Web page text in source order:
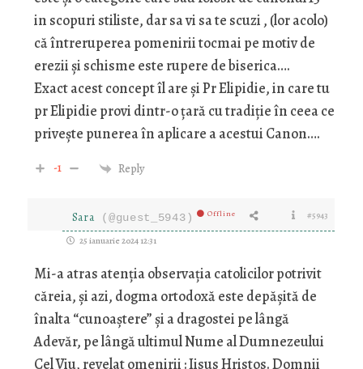
in scopuri stiliste, dar sa vi sa te scuzi , (lor acolo)
că întreruperea pomenirii tocmai pe motiv de
erezii și schisme este rupere de biserica….
Exact acest concept îl are și Pr Elipidie, in care tu
pr Elipidie provi dintr-o țară cu tradiție în ceea ce
privește punerea în aplicare a acestui Canon….
-1 Reply
Sara (@guest_5943) Offline #5943
25 ianuarie 2024 12:31
Mi-a atras atenția observația catolicilor potrivit
căreia, și azi, dogma ortodoxă este depășită de
înalta “cunoaștere” și a dragostei pe lângă
Adevăr, pe lângă ultimul Nume al Dumnezeului
Cel Viu, revelat omenirii : Iisus Hristos. Domnii